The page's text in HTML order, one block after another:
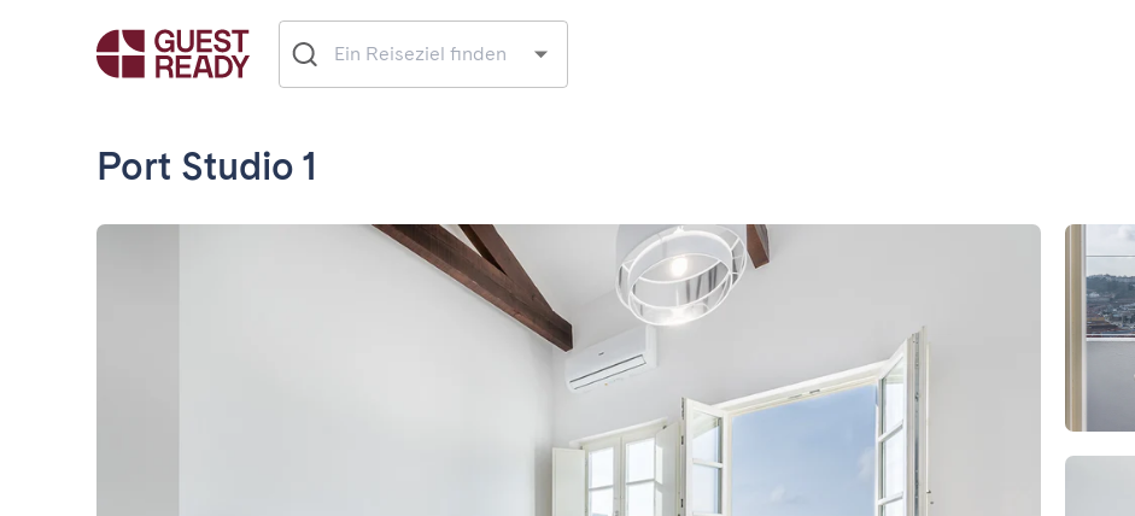
Port Studio 1